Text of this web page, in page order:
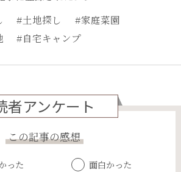
#土地探し
#家庭菜園
#自宅キャンプ
者アンケート
この記事の感想
った 面白かった